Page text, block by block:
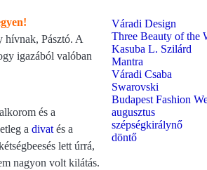
hívnak, Pásztó. A
igazából valóban
és a
a divat és a
lett úrrá,
nagyon volt kilátás.
Váradi Design
Three Beauty of the
Kasuba L. Szilárd
Mantra
Váradi Csaba
Swarovski
Budapest Fashion
augusztus
szépségkirálynő
döntő